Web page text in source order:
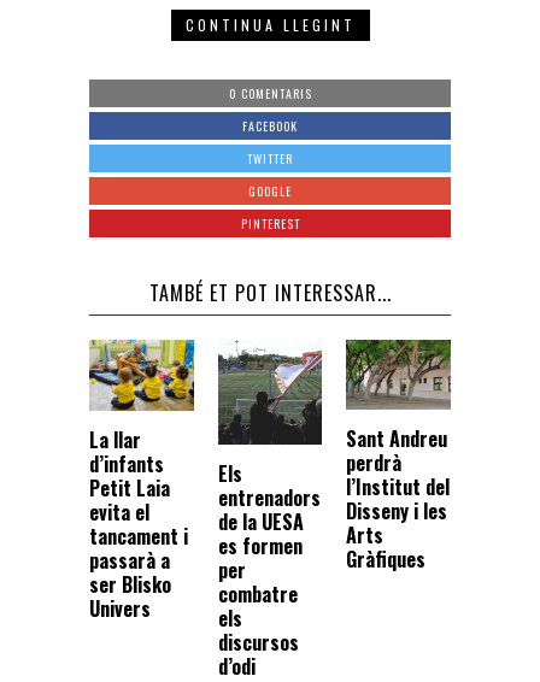
CONTINUA LLEGINT
0 COMENTARIS
FACEBOOK
TWITTER
GOOGLE
PINTEREST
TAMBÉ ET POT INTERESSAR...
La llar
d’infants
Petit Laia
evita el
tancament i
passarà a
ser Blisko
Univers
Els
entrenadors
de la UESA
es formen
per
combatre
els
discursos
d’odi
Sant Andreu
perdrà
l’Institut del
Disseny i les
Arts
Gràfiques